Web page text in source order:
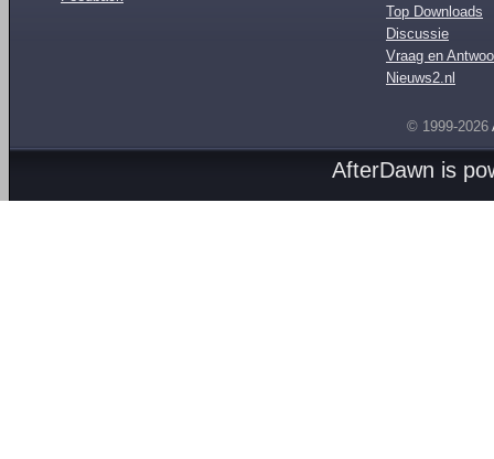
Top Downloads
Discussie
Vraag en
Nieuws2.nl
© 1999-2026
AfterDawn is